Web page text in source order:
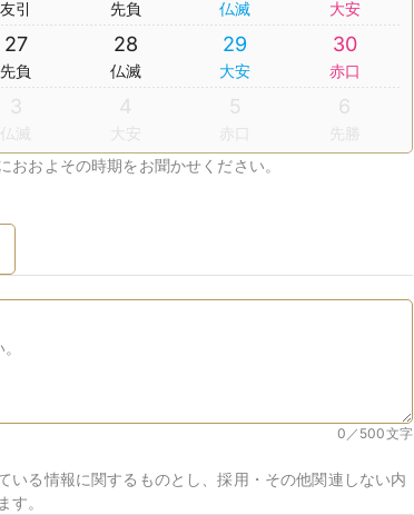
友引 先負 仏滅 大安
27
先負
28
仏滅
29
大安
30
赤口
3
仏滅
4
大安
5
赤口
6
先勝
およその時期をお聞かせください。
0／500文字
る情報に関するものとし、採用・その他関連しない内
す。